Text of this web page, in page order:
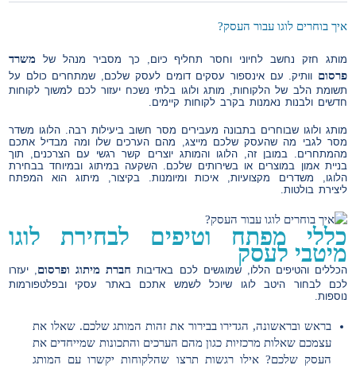
איך בוחרים לוגו עבור העסק?
מותג חזק נחשב לחיוני וחסר תחליף כיום, כך מסביר מנהל של משרד
פרסום וותיק. עם אינספור עסקים דומים לעסק שלכם, שמתחרים כולם על
תשומת הלב של הלקוחות, מותג ולוגו בלתי נשכח יעזור לכם למשוך לקוחות
חדשים ולבנות נאמנות בקרב לקוחות קיימים.
מותג ולוגו שבוחרים בתבונה מעבירים מסר חשוב ביעילות רבה. הלוגו משדר
מסר לגבי מה שהעסק שלכם מייצג, מהם הערכים שלו ומה מבדיל אתכם
מהמתחרים. במובן זה, הלוגו והמותג יוצרים קשר רגשי עם הצרכנים, תוך
בניית אמון במוצרים או בשירותים שלכם. השקעה במיתוג ובמיוחד בבחירת
הלוגו, משדרים מקצועיות, איכות ומיומנות. בקיצור, מיתוג הוא המפתח
ליצירת בולטות.
כללי מפתח וטיפים לבחירת לוגו
מיטבי לעסק
הכללים והטיפים הללו, שמוגשים לכם באדיבות חברת מיתוג ופרסום, יעזרו
לכם לבחור היטב לוגו שיוכל לשמש אתכם באתר עסקי ובפלטפורמות
נוספות.
בראש ובראשונה, הגדירו בבירור את זהות המותג שלכם. שאלו את
עצמכם שאלות מרכזיות כגון מהם הערכים והתכונות שמייחדים את
העסק שלכם? אילו רגשות תרצו שהלקוחות יקשרו עם המותג